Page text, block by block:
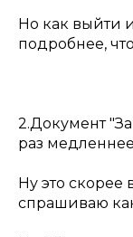
Но как выйти
подробнее,
2.Документ
раз
Ну это скорее
спрашиваю как